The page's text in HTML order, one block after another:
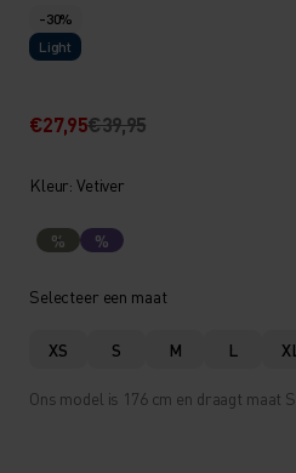
-30%
Light
€27,95€39,95
Kleur: Vetiver
% %
Selecteer een maat
XS S M L XL
Ons model is 176 cm en draagt maat S.